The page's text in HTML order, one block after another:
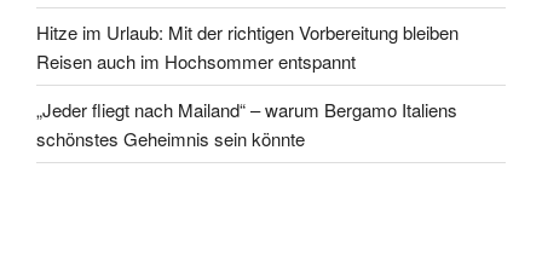
Hitze im Urlaub: Mit der richtigen Vorbereitung bleiben
Reisen auch im Hochsommer entspannt
„Jeder fliegt nach Mailand“ – warum Bergamo Italiens
schönstes Geheimnis sein könnte